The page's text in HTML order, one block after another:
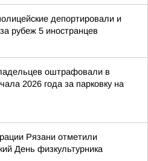
депортировали и
рубеж 5 иностранцев
оштрафовали в
2026 года за парковку на
Рязани отметили
День физкультурника